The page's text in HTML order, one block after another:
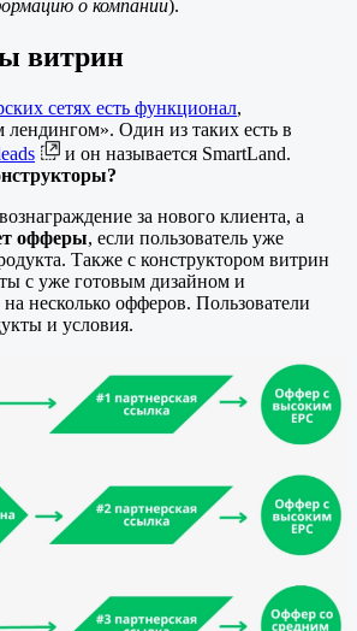
о компании).
витрин
сетях есть функционал,
Один из таких есть в
и он называется SmartLand.
за нового клиента, а
офферы, если пользователь уже
Также с конструктором витрин
с уже готовым дизайном и
несколько офферов. Пользователи
и условия.